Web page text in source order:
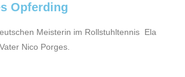
Opferding
Meisterin im Rollstuhltennis Ela
Nico Porges.